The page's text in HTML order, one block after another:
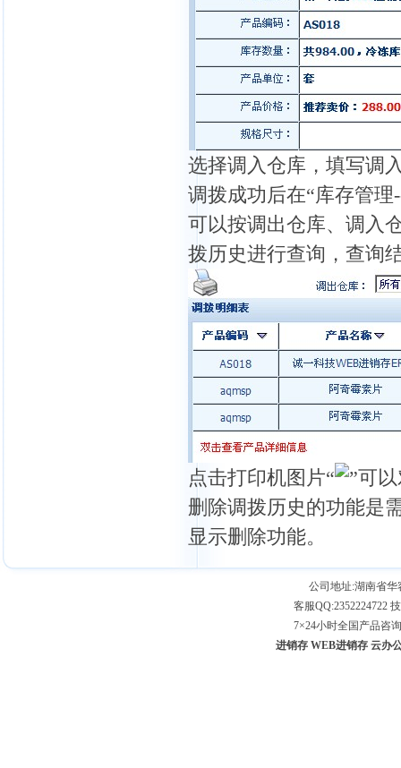
选择调入仓库，填写调
调拨成功后在“库存管
可以按调出仓库、调入
拨历史进行查询，查询
点击打印机图片“
”可
删除调拨历史的功能是
显示删除功能。
公司地址:湖南省
客服QQ:2352224722
7×24小时全国产品咨
进销存 WEB进销存 云办